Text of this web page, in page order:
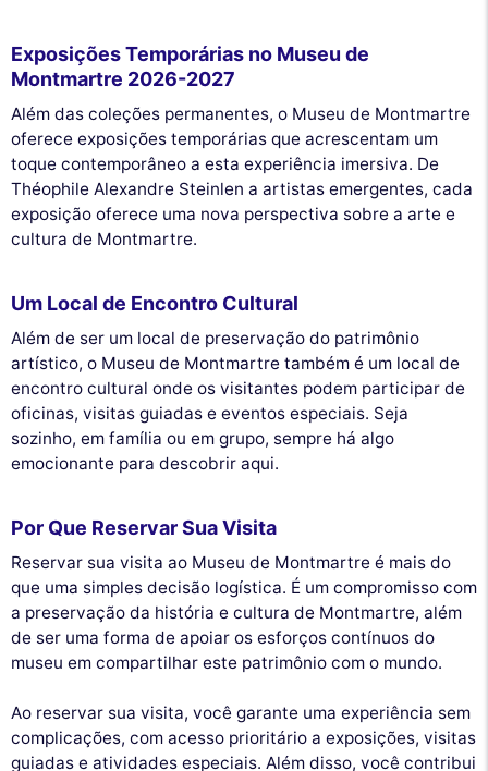
Exposições Temporárias no Museu de
Montmartre 2026-2027
Além das coleções permanentes, o Museu de Montmartre
oferece exposições temporárias que acrescentam um
toque contemporâneo a esta experiência imersiva. De
Théophile Alexandre Steinlen a artistas emergentes, cada
exposição oferece uma nova perspectiva sobre a arte e
cultura de Montmartre.
Um Local de Encontro Cultural
Além de ser um local de preservação do patrimônio
artístico, o Museu de Montmartre também é um local de
encontro cultural onde os visitantes podem participar de
oficinas, visitas guiadas e eventos especiais. Seja
sozinho, em família ou em grupo, sempre há algo
emocionante para descobrir aqui.
Por Que Reservar Sua Visita
Reservar sua visita ao Museu de Montmartre é mais do
que uma simples decisão logística. É um compromisso com
a preservação da história e cultura de Montmartre, além
de ser uma forma de apoiar os esforços contínuos do
museu em compartilhar este patrimônio com o mundo.
Ao reservar sua visita, você garante uma experiência sem
complicações, com acesso prioritário a exposições, visitas
guiadas e atividades especiais. Além disso, você contribui